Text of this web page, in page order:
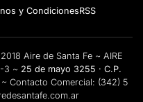
y CondicionesRSS
Aire de Santa Fe ~ AIRE
3 ~ 25 de mayo 3255 · C.P.
~ Contacto Comercial: (342) 5